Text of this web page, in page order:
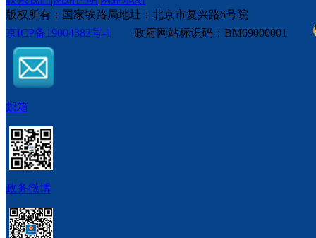
版权所有：国家铁路局地址：北京市复兴路6号院
京ICP备19004382号-1
政府网站标识码：BM69000001
邮箱
政务微博